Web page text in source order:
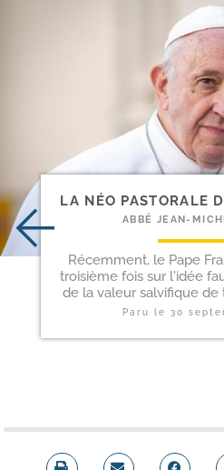
LA NÉO PASTORALE
ABBÉ JEAN-
Récemment, le Pape
troisième fois sur l'idée
de la valeur salvifique de
Paru le 30